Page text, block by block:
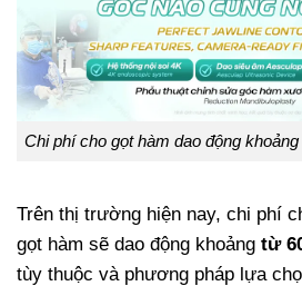
Chi phí cho gọt hàm dao động
Trên thị trường hiện nay, chi phí
gọt hàm sẽ dao động khoảng từ
tùy thuộc và phương pháp lựa